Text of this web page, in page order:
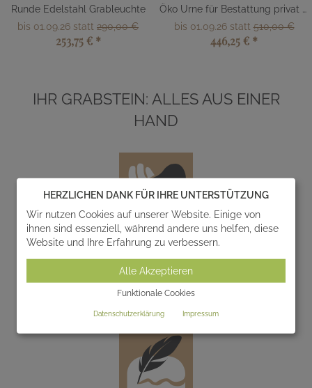
Runde Edelstahl Grableuchte
bis 01.09.26 statt 290,00 €
253,75 € *
Öko Urne für Bestattung privat kaufen
bis 01.09.26 statt510,00 €
446,25 € *
IHR GRABSTEIN: ALLES AUS EINER
HAND
Entwurf
Wir entwerfen und realisieren gemeinsam mit Ihnen
einzigartige Gedenksteine zur individuellen
HERZLICHEN DANK FÜR IHRE UNTERSTÜTZUNG
Wir nutzen Cookies auf unserer Website. Einige von
ihnen sind essenziell, während andere uns helfen, diese
Website und Ihre Erfahrung zu verbessern.
Alle Akzeptieren
Funktionale Cookies
Datenschutzerklärung Impressum